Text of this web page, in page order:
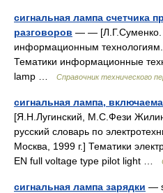
сигнальная лампа счетчика
разговоров — — [Л.Г.Суменко.
информационным
Тематики информационные
lamp …
Справочник технического
сигнальная лампа,
[Я.Н.Лугинский, М.С.Фези
русский словарь по
Москва, 1999 г.] Тематики
EN full voltage type pilot light …
сигнальная лампа зарядки —